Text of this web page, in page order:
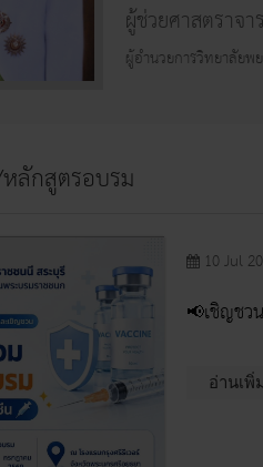
ผู้ช่วยศาสตราจ
ผู้อำนวยการวิทยาลัย
ลักสูตรอบรม
10 Jul
📢เชิญชว
อ่านเพิ่